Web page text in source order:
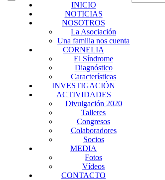
INICIO
NOTICIAS
NOSOTROS
La Asociación
Una familia nos cuenta
CORNELIA
El Síndrome
Diagnóstico
Características
INVESTIGACIÓN
ACTIVIDADES
Divulgación 2020
Talleres
Congresos
Colaboradores
Socios
MEDIA
Fotos
Vídeos
CONTACTO